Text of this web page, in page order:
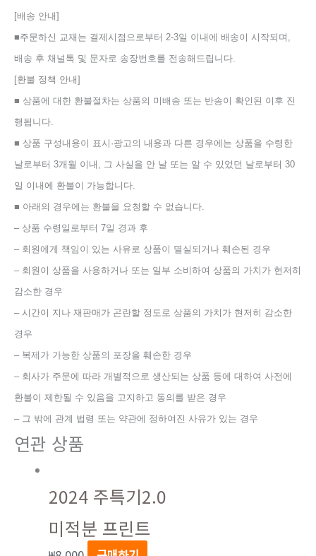
[배송 안내]
■주문하신 교재는 결제시점으로부터 2-3일 이내에 배송이 시작되며,
배송 후 채널톡 및 문자로 송장번호를 전송해드립니다.
[환불 정책 안내]
■ 상품에 대한 환불절차는 상품의 미배송 또는 반송이 확인된 이후 진
행됩니다.
■ 상품 구성내용이 표시·광고의 내용과 다른 경우에는 상품을 수령한
날로부터 3개월 이내, 그 사실을 안 날 또는 알 수 있었던 날로부터 30
일 이내에 환불이 가능합니다.
■ 아래의 경우에는 환불을 요청할 수 없습니다.
– 상품 수령일로부터 7일 경과 후
– 회원에게 책임이 있는 사유로 상품이 멸실되거나 훼손된 경우
– 회원이 상품을 사용하거나 또는 일부 소비하여 상품의 가치가 현저히
감소한 경우
– 시간이 지나 재판매가 곤란할 정도로 상품의 가치가 현저히 감소한
경우
– 복제가 가능한 상품의 포장을 훼손한 경우
– 회사가 주문에 따라 개별적으로 생산되는 상품 등에 대하여 사전에
환불이 제한될 수 있음을 고지하고 동의를 받은 경우
– 그 밖에 관계 법령 또는 약관에 정하여진 사유가 있는 경우
연관 상품
2024 주특기2.0
미적분 프린트